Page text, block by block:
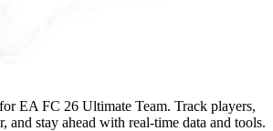
EA FC 26 Ultimate Team. Track players,
and stay ahead with real-time data and tools.